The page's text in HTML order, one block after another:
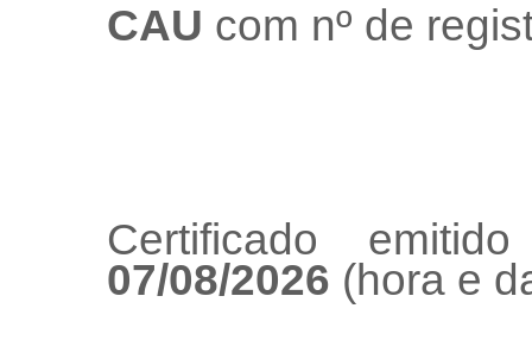
CAU com nº de
Certificado
07/08/2026 (hora e